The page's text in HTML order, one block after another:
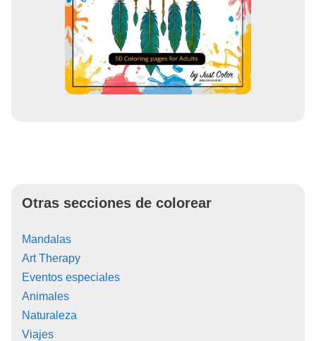
Otras secciones de colorear
Mandalas
Art Therapy
Eventos especiales
Animales
Naturaleza
Viajes